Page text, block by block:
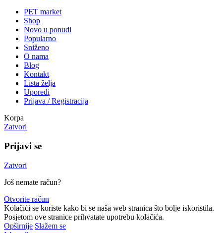
PET market
Shop
Novo u ponudi
Popularno
Sniženo
O nama
Blog
Kontakt
Lista želja
Uporedi
Prijava / Registracija
Korpa
Zatvori
Prijavi se
Zatvori
Još nemate račun?
Otvorite račun
Kolačići se koriste kako bi se naša web stranica što bolje iskoristila.
Posjetom ove stranice prihvatate upotrebu kolačića.
Opširnije Slažem se